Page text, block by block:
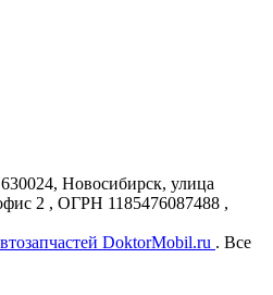
Новосибирск, улица
2 , ОГРН 1185476087488 ,
DoktorMobil.ru . Все